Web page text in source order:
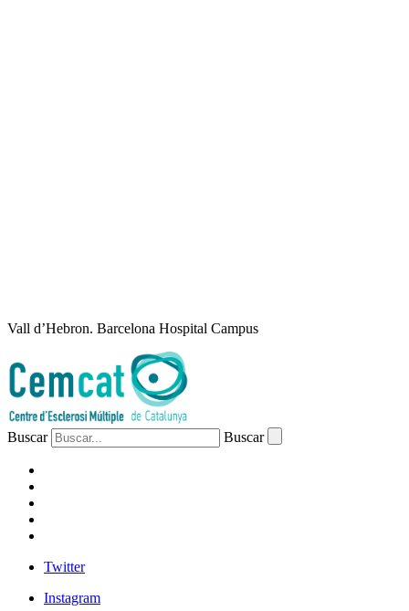
Vall d’Hebron. Barcelona Hospital Campus
Buscar Buscar
Twitter
Instagram